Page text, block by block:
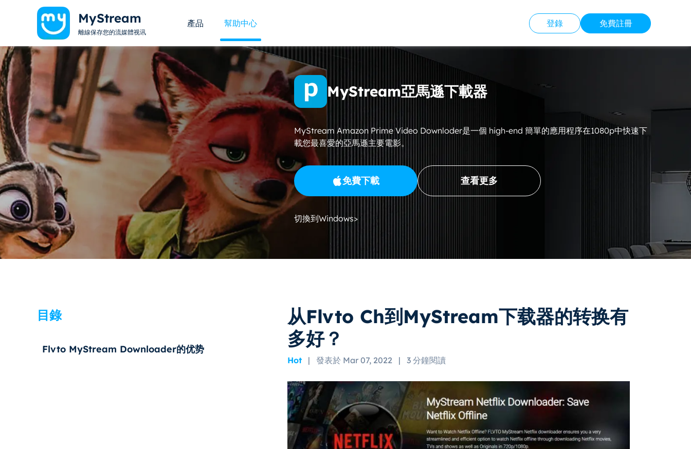
MyStream
離線保存您的流媒體视讯
產品 幫助中心 登錄 免費註冊
MyStream亞馬遜下載器
MyStream Amazon Prime Video Downloder是一個 high-end 簡單的應用程序在1080p中快速下
載您最喜愛的亞馬遜主要電影。
免費下載 查看更多
切換到Windows>
从Flvto Ch到MyStream下载器的转换有
多好？
Hot | 發表於 Mar 07, 2022 | 3 分鐘閱讀
目錄
Flvto MyStream Downloader的优势